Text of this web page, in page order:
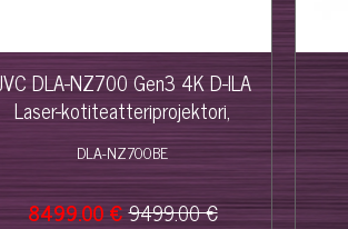
DLA-NZ700 Gen3 4K D-ILA
Laser-kotiteatteriprojektori,
musta
DLA-NZ700BE
8499.00 €9499.00 €